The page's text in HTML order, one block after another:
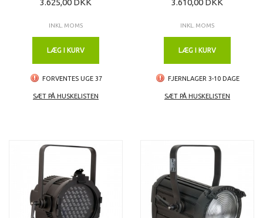
INKL. MOMS
LÆG I KURV
FORVENTES UGE 37
SÆT PÅ HUSKELISTEN
INKL. MOMS
LÆG I KURV
FJERNLAGER 3-10 DAGE
SÆT PÅ HUSKELISTEN